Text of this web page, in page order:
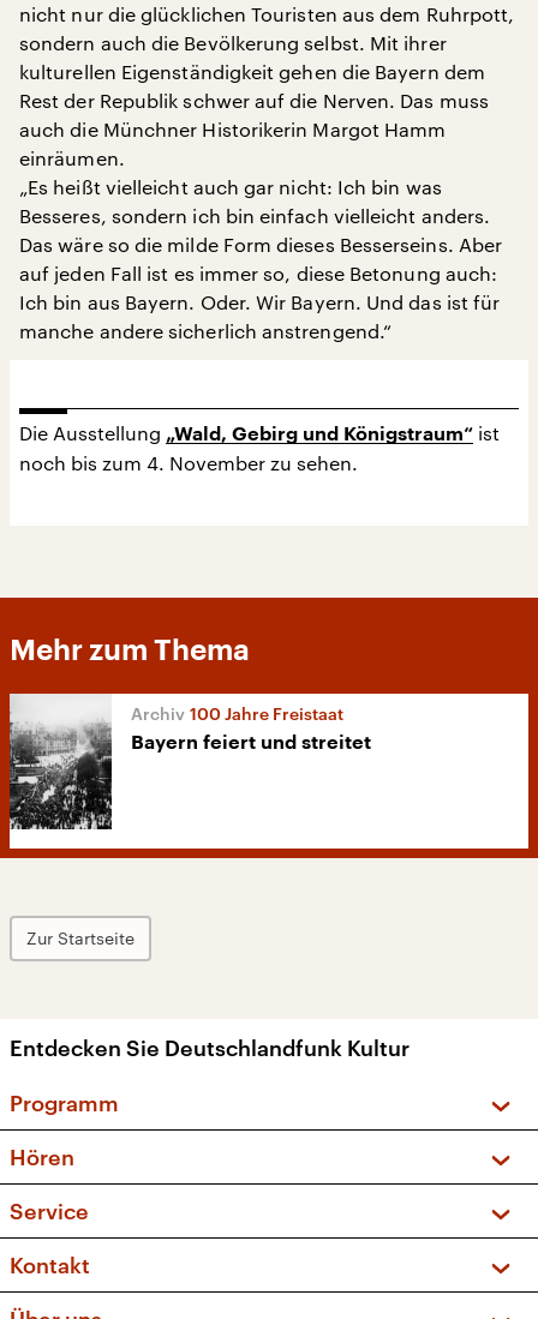
nicht nur die glücklichen Touristen aus dem Ruhrpott,
sondern auch die Bevölkerung selbst. Mit ihrer
kulturellen Eigenständigkeit gehen die Bayern dem
Rest der Republik schwer auf die Nerven. Das muss
auch die Münchner Historikerin Margot Hamm
einräumen.
„Es heißt vielleicht auch gar nicht: Ich bin was
Besseres, sondern ich bin einfach vielleicht anders.
Das wäre so die milde Form dieses Besserseins. Aber
auf jeden Fall ist es immer so, diese Betonung auch:
Ich bin aus Bayern. Oder. Wir Bayern. Und das ist für
manche andere sicherlich anstrengend.“
Die Ausstellung „Wald, Gebirg und Königstraum“ ist
noch bis zum 4. November zu sehen.
Mehr zum Thema
100 Jahre Freistaat
Bayern feiert und streitet
Zur Startseite
Entdecken Sie Deutschlandfunk Kultur
Programm
Sendungen und Podcasts
Musikliste
Kakadu – Das Kinderprogramm
Hören
Frequenzen (UKW + DAB+)
Service
FAQ
Apps
Kontakt